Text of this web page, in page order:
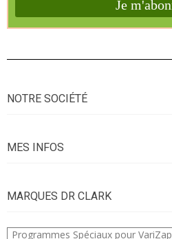
NOTRE SOCIÉTÉ
MES INFOS
MARQUES DR CLARK
Programmes Spéciaux pour VariZap